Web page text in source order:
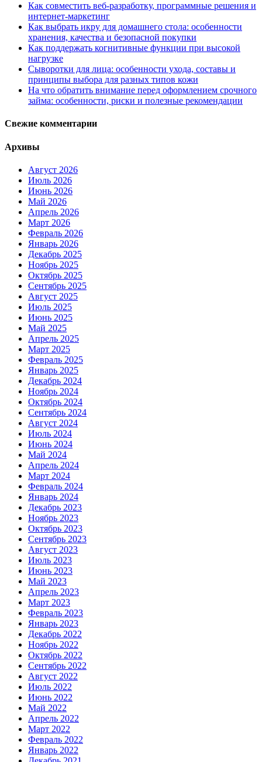
Как совместить веб-разработку, программные решения и
интернет-маркетинг
Как выбрать икру для домашнего стола: особенности
хранения, качества и безопасной покупки
Как поддержать когнитивные функции при высокой
нагрузке
Сыворотки для лица: особенности ухода, составы и
принципы выбора для разных типов кожи
На что обратить внимание перед оформлением срочного
займа: особенности, риски и полезные рекомендации
Свежие комментарии
Архивы
Август 2026
Июль 2026
Июнь 2026
Май 2026
Апрель 2026
Март 2026
Февраль 2026
Январь 2026
Декабрь 2025
Ноябрь 2025
Октябрь 2025
Сентябрь 2025
Август 2025
Июль 2025
Июнь 2025
Май 2025
Апрель 2025
Март 2025
Февраль 2025
Январь 2025
Декабрь 2024
Ноябрь 2024
Октябрь 2024
Сентябрь 2024
Август 2024
Июль 2024
Июнь 2024
Май 2024
Апрель 2024
Март 2024
Февраль 2024
Январь 2024
Декабрь 2023
Ноябрь 2023
Октябрь 2023
Сентябрь 2023
Август 2023
Июль 2023
Июнь 2023
Май 2023
Апрель 2023
Март 2023
Февраль 2023
Январь 2023
Декабрь 2022
Ноябрь 2022
Октябрь 2022
Сентябрь 2022
Август 2022
Июль 2022
Июнь 2022
Май 2022
Апрель 2022
Март 2022
Февраль 2022
Январь 2022